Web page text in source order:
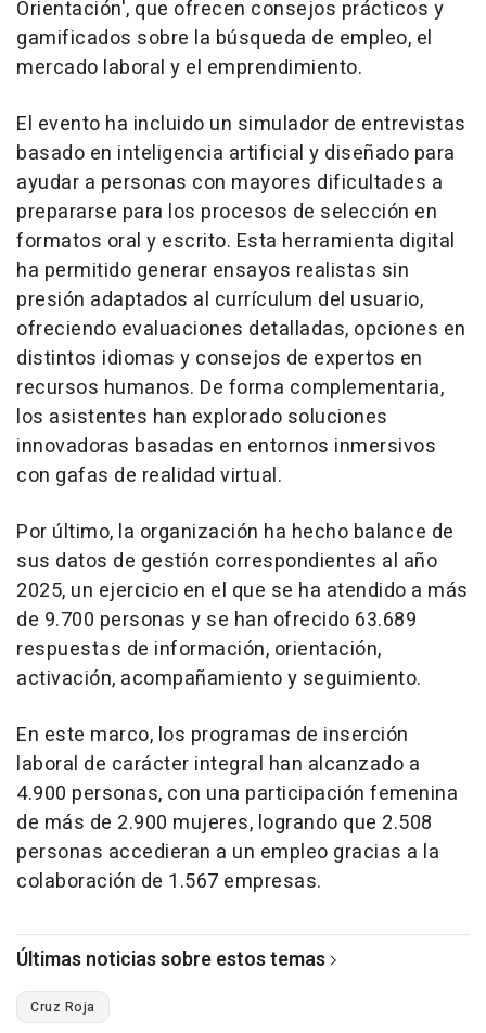
Orientación', que ofrecen consejos prácticos y
gamificados sobre la búsqueda de empleo, el
mercado laboral y el emprendimiento.
El evento ha incluido un simulador de entrevistas
basado en inteligencia artificial y diseñado para
ayudar a personas con mayores dificultades a
prepararse para los procesos de selección en
formatos oral y escrito. Esta herramienta digital
ha permitido generar ensayos realistas sin
presión adaptados al currículum del usuario,
ofreciendo evaluaciones detalladas, opciones en
distintos idiomas y consejos de expertos en
recursos humanos. De forma complementaria,
los asistentes han explorado soluciones
innovadoras basadas en entornos inmersivos
con gafas de realidad virtual.
Por último, la organización ha hecho balance de
sus datos de gestión correspondientes al año
2025, un ejercicio en el que se ha atendido a más
de 9.700 personas y se han ofrecido 63.689
respuestas de información, orientación,
activación, acompañamiento y seguimiento.
En este marco, los programas de inserción
laboral de carácter integral han alcanzado a
4.900 personas, con una participación femenina
de más de 2.900 mujeres, logrando que 2.508
personas accedieran a un empleo gracias a la
colaboración de 1.567 empresas.
Últimas noticias sobre estos temas
Cruz Roja